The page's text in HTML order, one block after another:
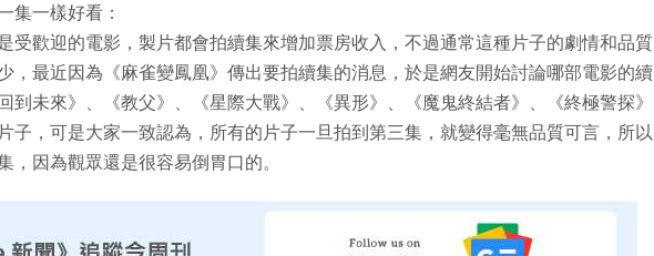
集一樣好看：
受歡迎的電影，製片都會拍續集來增加票房收入，不過通常這種片子的劇情和品質
，最近因為《麻雀變鳳凰》傳出要拍續集的消息，於是網友開始討論哪部電影的續
到未來》、《教父》、《星際大戰》、《異形》、《魔鬼終結者》、《終極警探》
子，可是大家一致認為，所有的片子一旦拍到第三集，就變得毫無品質可言，所以
，因為觀眾還是很容易倒胃口的。